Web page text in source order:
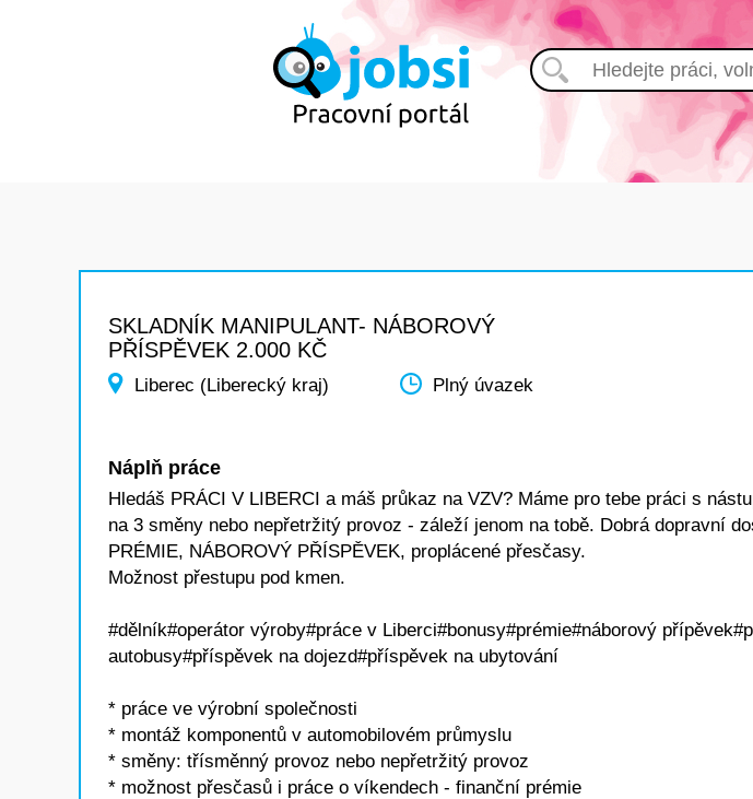
SKLADNÍK MANIPULANT- NÁBOROVÝ
PŘÍSPĚVEK 2.000 KČ
Liberec (Liberecký kraj) Plný úvazek
Náplň práce
Hledáš PRÁCI V LIBERCI a máš průkaz na VZV? Máme pro tebe práci s
na 3 směny nebo nepřetržitý provoz - záleží jenom na tobě. Dobrá dopravní
PRÉMIE, NÁBOROVÝ PŘÍSPĚVEK, proplácené přesčasy.
Možnost přestupu pod kmen.
#dělník#operátor výroby#práce v Liberci#bonusy#prémie#náborový
autobusy#příspěvek na dojezd#příspěvek na ubytování
* práce ve výrobní společnosti
* montáž komponentů v automobilovém průmyslu
* směny: třísměnný provoz nebo nepřetržitý provoz
* možnost přesčasů i práce o víkendech - finanční prémie